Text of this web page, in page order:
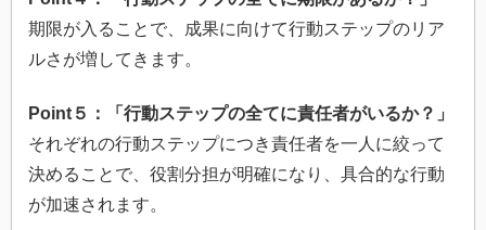
期限が入ることで、成果に向けて行動ステップのリア
ルさが増してきます。
Point５：「行動ステップの全てに責任者がいるか？」
それぞれの行動ステップにつき責任者を一人に絞って
決めることで、役割分担が明確になり、具合的な行動
が加速されます。